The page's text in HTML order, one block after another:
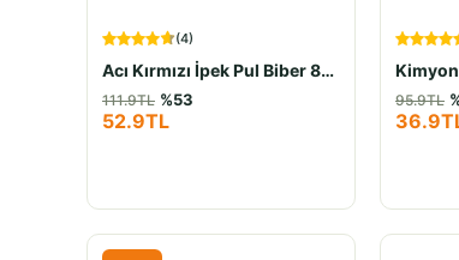
(4)
Acı Kırmızı İpek Pul Biber 80Gr
111.9TL %53
52.9TL
95.9TL
36.9